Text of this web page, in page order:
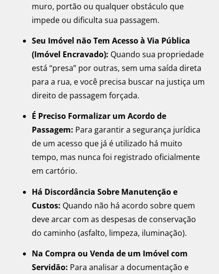
muro, portão ou qualquer obstáculo que
impede ou dificulta sua passagem.
Seu Imóvel não Tem Acesso à Via Pública
(Imóvel Encravado): Quando sua propriedade
está “presa” por outras, sem uma saída direta
para a rua, e você precisa buscar na justiça um
direito de passagem forçada.
É Preciso Formalizar um Acordo de
Passagem: Para garantir a segurança jurídica
de um acesso que já é utilizado há muito
tempo, mas nunca foi registrado oficialmente
em cartório.
Há Discordância Sobre Manutenção e
Custos: Quando não há acordo sobre quem
deve arcar com as despesas de conservação
do caminho (asfalto, limpeza, iluminação).
Na Compra ou Venda de um Imóvel com
Servidão: Para analisar a documentação e